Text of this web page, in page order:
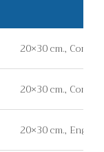
20×30 cm.,
20×30 cm.,
20×30 cm.,